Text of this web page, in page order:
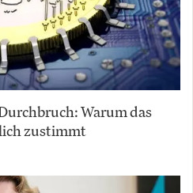
Warum das
zustimmt